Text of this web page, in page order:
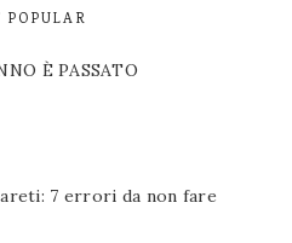
POPULAR
È PASSATO
7 errori da non fare